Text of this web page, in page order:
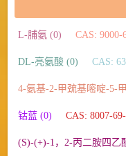
L-脯氨 (0) CAS: 9000-
DL-亮氨酸 (0) CAS:
4-氨基-2-甲巯基嘧啶-5-
钴蓝 (0) CAS: 8007-
(S)-(+)-1，2-丙二胺四乙